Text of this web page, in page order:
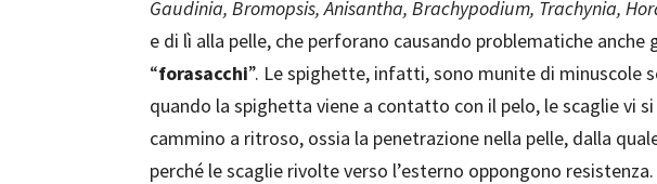
Gaudinia, Bromopsis, Anisantha, Brachypodium, Trachynia,
e di lì alla pelle, che perforano causando problematiche
“forasacchi”. Le spighette, infatti, sono munite di minuscole
quando la spighetta viene a contatto con il pelo, le scaglie vi
cammino a ritroso, ossia la penetrazione nella pelle, dalla
perché le scaglie rivolte verso l’esterno oppongono resistenza.